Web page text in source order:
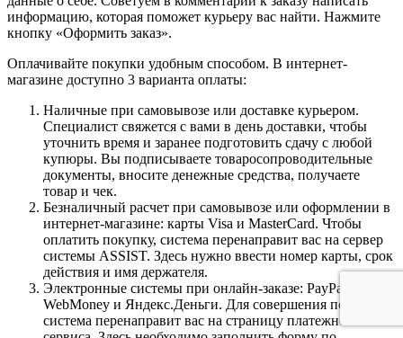
информацию, которая поможет курьеру вас найти. Нажмите
кнопку «Оформить заказ».
Оплачивайте покупки удобным способом. В интернет-
магазине доступно 3 варианта оплаты:
Наличные при самовывозе или доставке курьером.
Специалист свяжется с вами в день доставки, чтобы
уточнить время и заранее подготовить сдачу с любой
купюры. Вы подписываете товаросопроводительные
документы, вносите денежные средства, получаете
товар и чек.
Безналичный расчет при самовывозе или оформлении в
интернет-магазине: карты Visa и MasterCard. Чтобы
оплатить покупку, система перенаправит вас на сервер
системы ASSIST. Здесь нужно ввести номер карты, срок
действия и имя держателя.
Электронные системы при онлайн-заказе: PayPal,
WebMoney и Яндекс.Деньги. Для совершения покупки
система перенаправит вас на страницу платежного